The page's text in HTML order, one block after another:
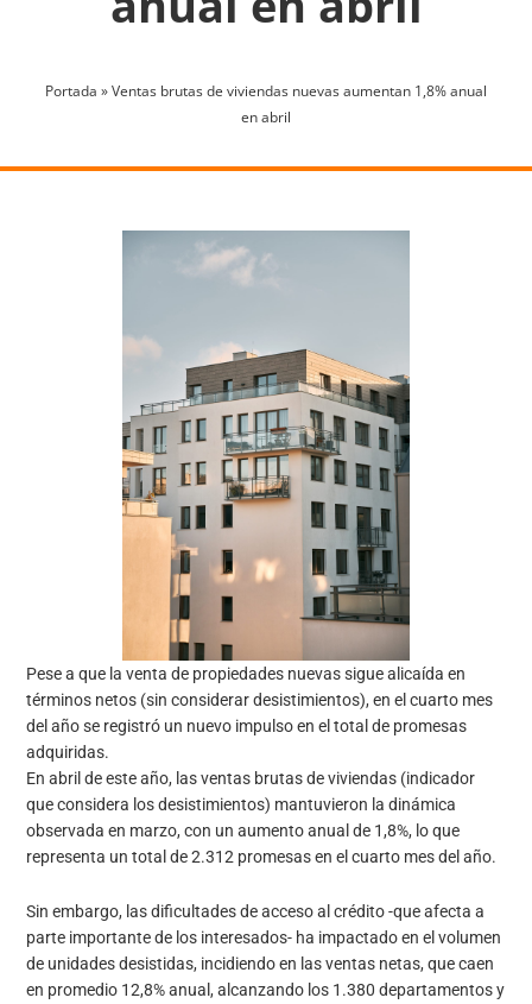
Portada » Ventas brutas de viviendas nuevas aumentan 1,8% anual
en abril
Pese a que la venta de propiedades nuevas sigue alicaída en
términos netos (sin considerar desistimientos), en el cuarto mes
del año se registró un nuevo impulso en el total de promesas
adquiridas.
En abril de este año, las ventas brutas de viviendas (indicador
que considera los desistimientos) mantuvieron la dinámica
observada en marzo, con un aumento anual de 1,8%, lo que
representa un total de 2.312 promesas en el cuarto mes del año.
Sin embargo, las dificultades de acceso al crédito -que afecta a
parte importante de los interesados- ha impactado en el volumen
de unidades desistidas, incidiendo en las ventas netas, que caen
en promedio 12,8% anual, alcanzando los 1.380 departamentos y